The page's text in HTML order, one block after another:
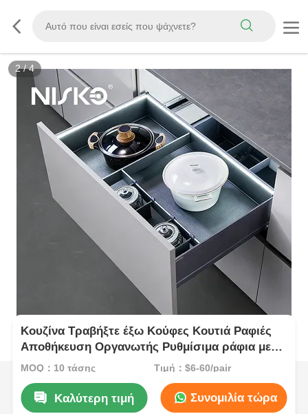
2/4
Κουζίνα Τραβήξτε έξω Κούφες Κουτιά Ραφιές
Αποθήκευση Οργανωτής Ρυθμίσιμα ράφια με
φως LED
MOQ：10 τάσης Τιμή：$6-60/pair
Καλύτερη τιμή Συνομιλία τώρα